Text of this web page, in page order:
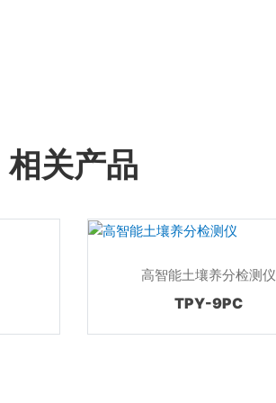
相关产品
高智能土壤养分检测仪
TPY-9PC